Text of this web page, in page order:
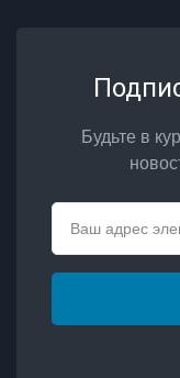
Будьте в